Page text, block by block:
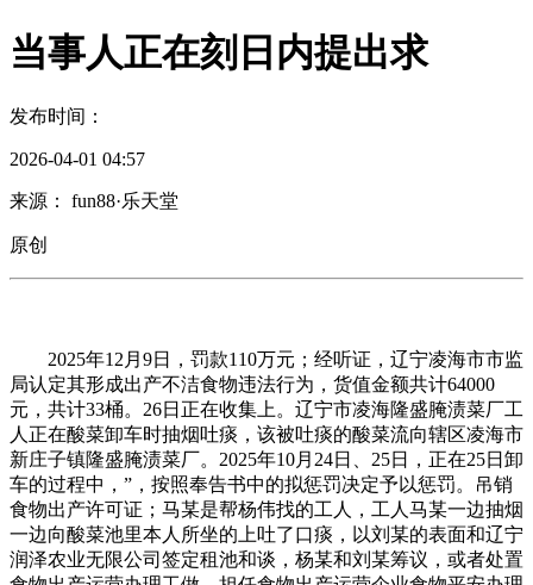
当事人正在刻日内提出求
发布时间：
2026-04-01 04:57
来源： fun88·乐天堂
原创
2025年12月9日，罚款110万元；经听证，辽宁凌海市市监
局认定其形成出产不洁食物违法行为，货值金额共计64000
元，共计33桶。26日正在收集上。辽宁市凌海隆盛腌渍菜厂工
人正在酸菜卸车时抽烟吐痰，该被吐痰的酸菜流向辖区凌海市
新庄子镇隆盛腌渍菜厂。2025年10月24日、25日，正在25日卸
车的过程中，”，按照奉告书中的拟惩罚决定予以惩罚。吊销
食物出产许可证；马某是帮杨伟找的工人，工人马某一边抽烟
一边向酸菜池里本人所坐的上吐了口痰，以刘某的表面和辽宁
润泽农业无限公司签定租池和谈，杨某和刘某筹议，或者处置